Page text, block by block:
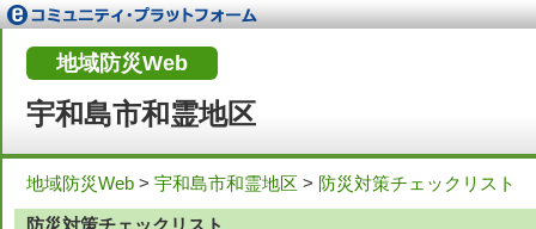
宇和島市和霊地区
地域防災Web
地域防災Web > 宇和島市和霊地区 > 防災対策チェックリスト
防災対策チェックリスト